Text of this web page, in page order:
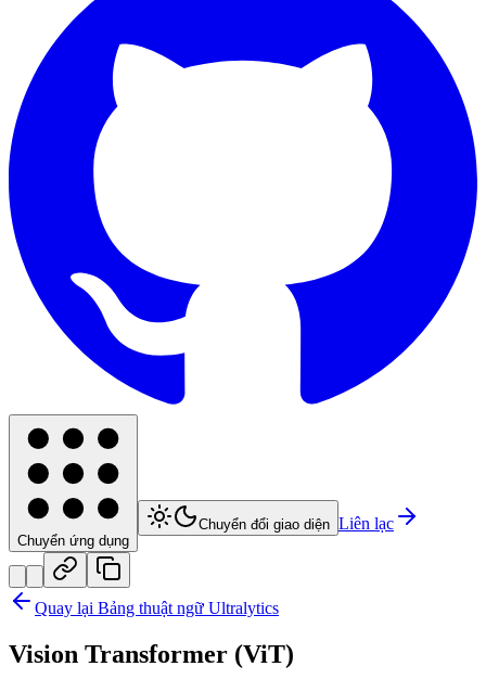
Chuyển ứng dụng
Chuyển đổi giao diện Liên lạc
Quay lại Bảng thuật ngữ Ultralytics
Vision Transformer (ViT)